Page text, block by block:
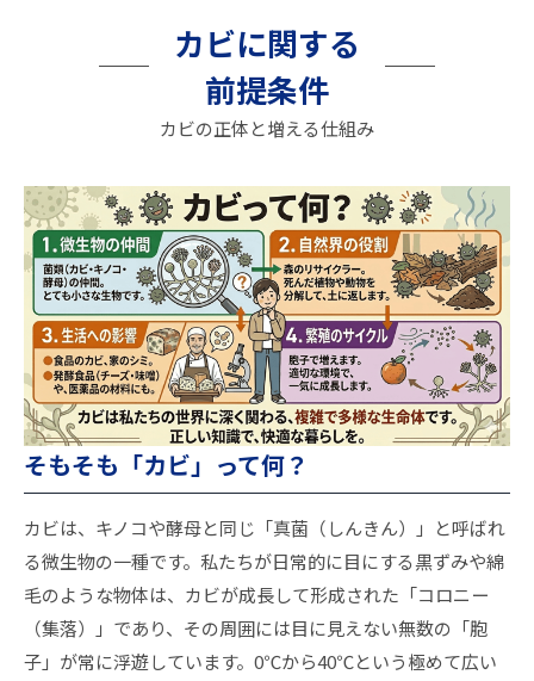
カビに関する
前提条件
カビの正体と増える仕組み
そもそも「カビ」って何？
カビは、キノコや酵母と同じ「真菌（しんきん）」と呼ばれ
る微生物の一種です。私たちが日常的に目にする黒ずみや綿
毛のような物体は、カビが成長して形成された「コロニー
（集落）」であり、その周囲には目に見えない無数の「胞
子」が常に浮遊しています。0℃から40℃という極めて広い